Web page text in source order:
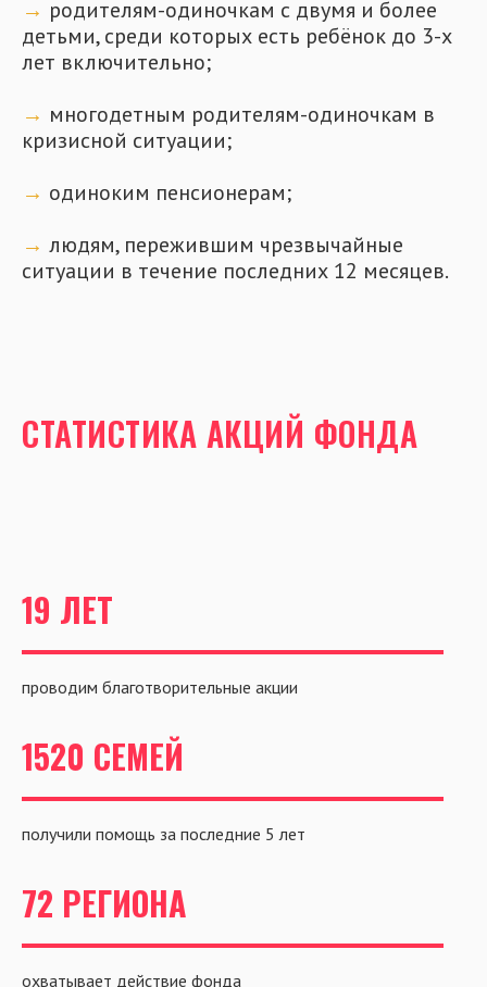
→ родителям-одиночкам с двумя и более
детьми, среди которых есть ребёнок до 3-х
лет включительно;
→ многодетным родителям-одиночкам в
кризисной ситуации;
→ одиноким пенсионерам;
→ людям, пережившим чрезвычайные
ситуации в течение последних 12 месяцев.
СТАТИСТИКА АКЦИЙ ФОНДА
19 ЛЕТ
проводим благотворительные акции
1520 СЕМЕЙ
получили помощь за последние 5 лет
72 РЕГИОНА
охватывает действие фонда